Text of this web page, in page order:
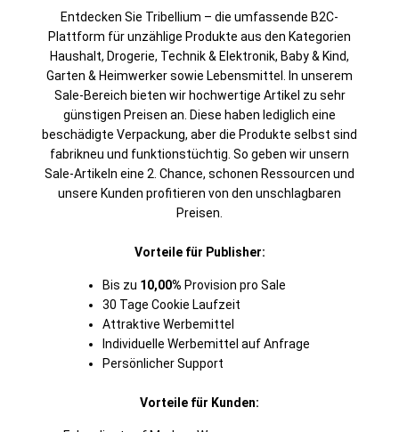
Entdecken Sie Tribellium – die umfassende B2C-
Plattform für unzählige Produkte aus den Kategorien
Haushalt, Drogerie, Technik & Elektronik, Baby & Kind,
Garten & Heimwerker sowie Lebensmittel. In unserem
Sale-Bereich bieten wir hochwertige Artikel zu sehr
günstigen Preisen an. Diese haben lediglich eine
beschädigte Verpackung, aber die Produkte selbst sind
fabrikneu und funktionstüchtig. So geben wir unsern
Sale-Artikeln eine 2. Chance, schonen Ressourcen und
unsere Kunden profitieren von den unschlagbaren
Preisen.
Vorteile für Publisher:
Bis zu 10,00% Provision pro Sale
30 Tage Cookie Laufzeit
Attraktive Werbemittel
Individuelle Werbemittel auf Anfrage
Persönlicher Support
Vorteile für Kunden: